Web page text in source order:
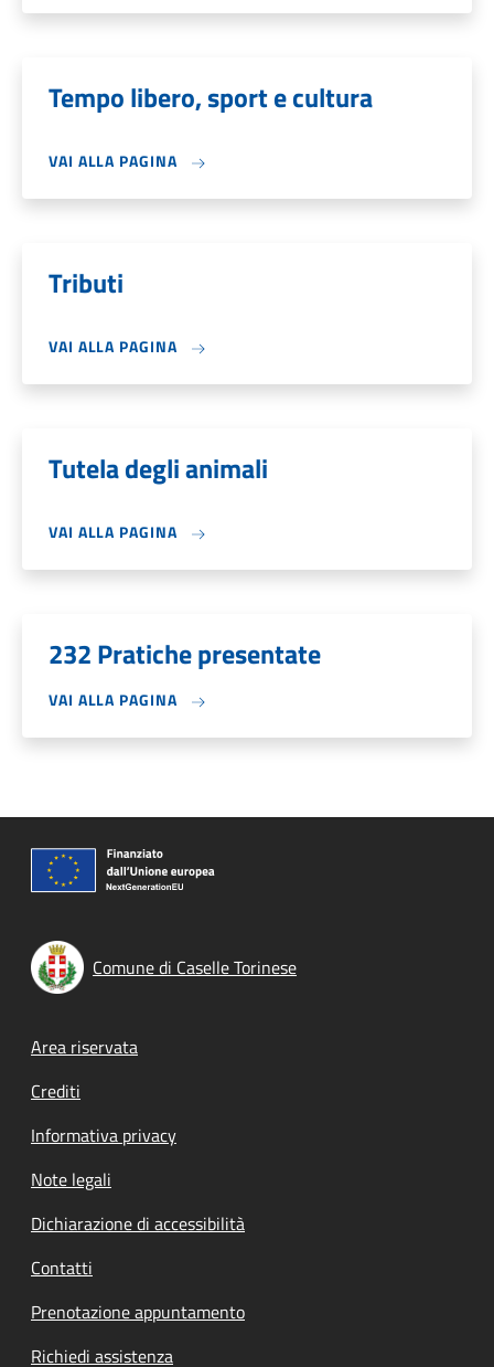
Tempo libero, sport e cultura
VAI ALLA PAGINA
Tributi
VAI ALLA PAGINA
Tutela degli animali
VAI ALLA PAGINA
232 Pratiche presentate
VAI ALLA PAGINA
Comune di Caselle Torinese
Footer menu
Area riservata
Crediti
Informativa privacy
Note legali
Dichiarazione di accessibilità
Contatti
Prenotazione appuntamento
Richiedi assistenza